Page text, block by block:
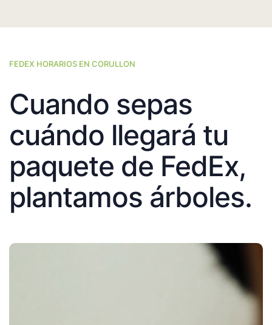
FEDEX HORARIOS EN CORULLON
Cuando sepas
cuándo llegará tu
paquete de FedEx,
plantamos árboles.